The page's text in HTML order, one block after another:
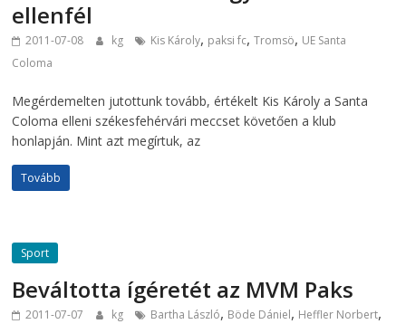
ellenfél
2011-07-08 kg Kis Károly, paksi fc,Tromsö, UE Santa
Coloma
Megérdemelten jutottunk tovább, értékelt Kis Károly a Santa
Coloma elleni székesfehérvári meccset követően a klub
honlapján. Mint azt megírtuk, az
Tovább
Sport
Beváltotta ígéretét az MVM Paks
2011-07-07 kg Bartha László, Böde Dániel, Heffler Norbert,